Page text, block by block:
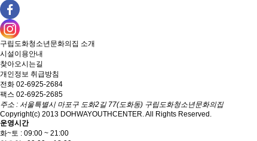
구립도화청소년문화의집 소개
시설이용안내
찾아오시는길
개인정보 취급방침
전화 02-6925-2684
팩스 02-6925-2685
주소 : 서울특별시 마포구 도화2길 77(도화동) 구립도화청소년문화의집
Copyright(c) 2013 DOHWAYOUTHCENTER. All Rights Reserved.
운영시간
화~토 : 09:00 ~ 21:00